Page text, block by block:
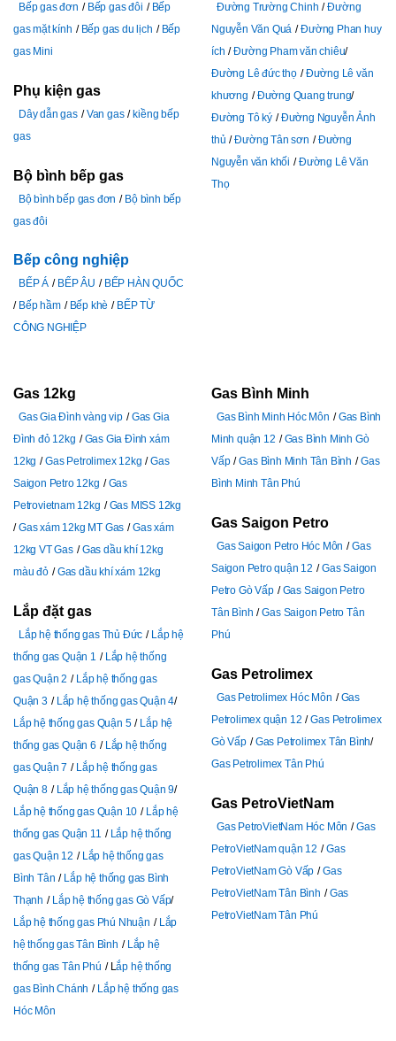
Bếp gas đơn Bếp gas đôi
Bếp
gas mặt kính
Bếp gas du lịch
Bếp
gas Mini
Phụ kiện gas
Dây dẫn gas Van gas
kiềng bếp
gas
Bộ bình bếp gas
Bộ bình bếp gas đơn
Bộ bình bếp
gas đôi
Bếp công nghiệp
BẾP Á BẾP ÂU
BẾP HÀN QUỐC
Bếp hầm
Bếp khè
BẾP TỪ
CÔNG NGHIỆP
Đường Trường Chinh
Đường
Nguyễn Văn Quá
Đường Phan huy
ích
Đường Pham văn chiêu
Đường Lê đức thọ
Đường Lê văn
khương
Đường Quang trung
Đường Tô ký
Đường Nguyễn Ảnh
thủ
Đường Tân sơn
Đường
Nguyễn văn khối
Đường Lê Văn
Thọ
Gas 12kg
Gas Gia Đình vàng vip
Gas Gia
Đình đỏ 12kg
Gas Gia Đình xám
12kg
Gas Petrolimex 12kg
Gas
Saigon Petro 12kg
Gas
Petrovietnam 12kg
Gas MISS 12kg
Gas xám 12kg MT Gas
Gas xám
12kg VT Gas
Gas dầu khí 12kg
màu đỏ
Gas dầu khí xám 12kg
Lắp đặt gas
Lắp hệ thống gas Thủ Đức
Lắp hệ
thống gas Quận 1
Lắp hệ thống
gas Quận 2
Lắp hệ thống gas
Quận 3
Lắp hệ thống gas Quận 4
Lắp hệ thống gas Quận 5
Lắp hệ
thống gas Quận 6
Lắp hệ thống
gas Quận 7
Lắp hệ thống gas
Quận 8
Lắp hệ thống gas Quận 9
Lắp hệ thống gas Quận 10
Lắp hệ
thống gas Quận 11
Lắp hệ thống
gas Quận 12
Lắp hệ thống gas
Bình Tân
Lắp hệ thống gas Bình
Thạnh
Lắp hệ thống gas Gò Vấp
Lắp hệ thống gas Phú Nhuận
Lắp
hệ thống gas Tân Bình
Lắp hệ
thống gas Tân Phú
Lắp hệ thống
gas Bình Chánh
Lắp hệ thống gas
Hóc Môn
Gas Bình Minh
Gas Bình Minh Hóc Môn
Gas Bình
Minh quận 12
Gas Bình Minh Gò
Vấp
Gas Bình Minh Tân Bình
Gas
Bình Minh Tân Phú
Gas Saigon Petro
Gas Saigon Petro Hóc Môn
Gas
Saigon Petro quận 12
Gas Saigon
Petro Gò Vấp
Gas Saigon Petro
Tân Bình
Gas Saigon Petro Tân
Phú
Gas Petrolimex
Gas Petrolimex Hóc Môn
Gas
Petrolimex quận 12
Gas Petrolimex
Gò Vấp
Gas Petrolimex Tân Bình
Gas Petrolimex Tân Phú
Gas PetroVietNam
Gas PetroVietNam Hóc Môn
Gas
PetroVietNam quận 12
Gas
PetroVietNam Gò Vấp
Gas
PetroVietNam Tân Bình
Gas
PetroVietNam Tân Phú